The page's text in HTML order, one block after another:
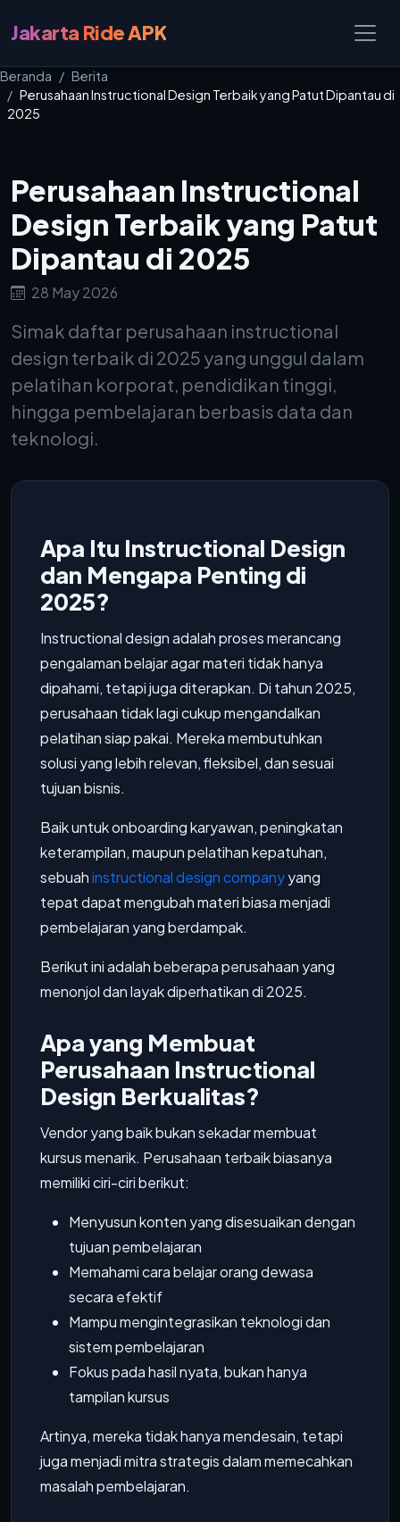
Jakarta Ride APK
Beranda
Berita
Perusahaan Instructional Design Terbaik yang Patut Dipantau di
2025
Perusahaan Instructional
Design Terbaik yang Patut
Dipantau di 2025
28 May 2026
Simak daftar perusahaan instructional
design terbaik di 2025 yang unggul dalam
pelatihan korporat, pendidikan tinggi,
hingga pembelajaran berbasis data dan
teknologi.
Apa Itu Instructional Design
dan Mengapa Penting di
2025?
Instructional design adalah proses merancang
pengalaman belajar agar materi tidak hanya
dipahami, tetapi juga diterapkan. Di tahun 2025,
perusahaan tidak lagi cukup mengandalkan
pelatihan siap pakai. Mereka membutuhkan
solusi yang lebih relevan, fleksibel, dan sesuai
tujuan bisnis.
Baik untuk onboarding karyawan, peningkatan
keterampilan, maupun pelatihan kepatuhan,
sebuahinstructional design companyyang
tepat dapat mengubah materi biasa menjadi
pembelajaran yang berdampak.
Berikut ini adalah beberapa perusahaan yang
menonjol dan layak diperhatikan di 2025.
Apa yang Membuat
Perusahaan Instructional
Design Berkualitas?
Vendor yang baik bukan sekadar membuat
kursus menarik. Perusahaan terbaik biasanya
memiliki ciri-ciri berikut:
Menyusun konten yang disesuaikan dengan
tujuan pembelajaran
Memahami cara belajar orang dewasa
secara efektif
Mampu mengintegrasikan teknologi dan
sistem pembelajaran
Fokus pada hasil nyata, bukan hanya
tampilan kursus
Artinya, mereka tidak hanya mendesain, tetapi
juga menjadi mitra strategis dalam memecahkan
masalah pembelajaran.